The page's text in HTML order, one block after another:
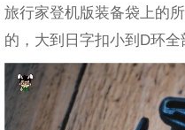
旅行家登机版装备袋上的
的，大到日字扣小到D环全